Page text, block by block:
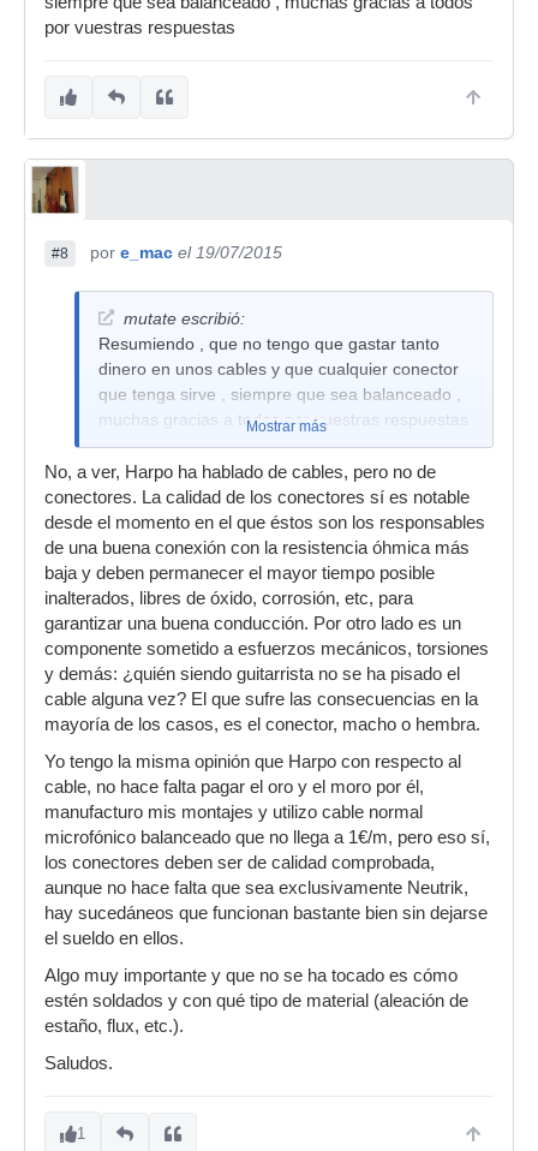
por vuestras respuestas
#8 por e_mac el 19/07/2015
mutate escribió:
Resumiendo , que no tengo que gastar tanto
dinero en unos cables y que cualquier conector
que tenga sirve , siempre que sea balanceado ,
muchas gracias a todos por vuestras respuestas
Mostrar más
No, a ver, Harpo ha hablado de cables, pero no de
conectores. La calidad de los conectores sí es notable
desde el momento en el que éstos son los responsables
de una buena conexión con la resistencia óhmica más
baja y deben permanecer el mayor tiempo posible
inalterados, libres de óxido, corrosión, etc, para
garantizar una buena conducción. Por otro lado es un
componente sometido a esfuerzos mecánicos, torsiones
y demás: ¿quién siendo guitarrista no se ha pisado el
cable alguna vez? El que sufre las consecuencias en la
mayoría de los casos, es el conector, macho o hembra.
Yo tengo la misma opinión que Harpo con respecto al
cable, no hace falta pagar el oro y el moro por él,
manufacturo mis montajes y utilizo cable normal
microfónico balanceado que no llega a 1€/m, pero eso sí,
los conectores deben ser de calidad comprobada,
aunque no hace falta que sea exclusivamente Neutrik,
hay sucedáneos que funcionan bastante bien sin dejarse
el sueldo en ellos.
Algo muy importante y que no se ha tocado es cómo
estén soldados y con qué tipo de material (aleación de
estaño, flux, etc.).
Saludos.
1